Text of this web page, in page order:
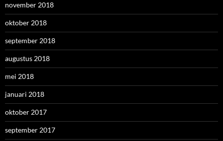
november 2018
oktober 2018
september 2018
augustus 2018
mei 2018
januari 2018
oktober 2017
september 2017